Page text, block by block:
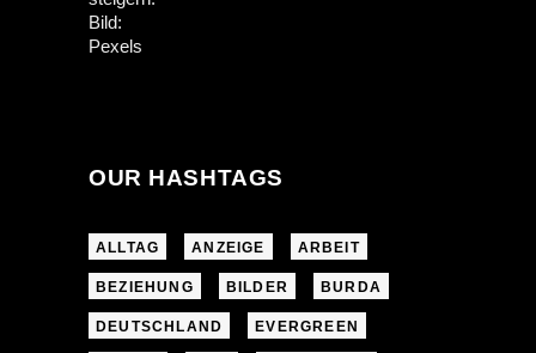
OUR HASHTAGS
ALLTAG ANZEIGE ARBEIT
BEZIEHUNG BILDER BURDA
DEUTSCHLAND EVERGREEN